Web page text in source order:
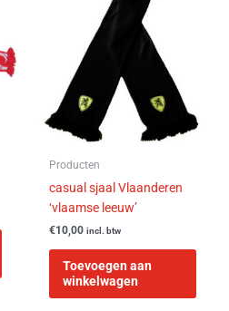
Producten
casual sjaal Vlaanderen
‘vlaamse leeuw’
€10,00 incl. btw
Toevoegen aan
winkelwagen